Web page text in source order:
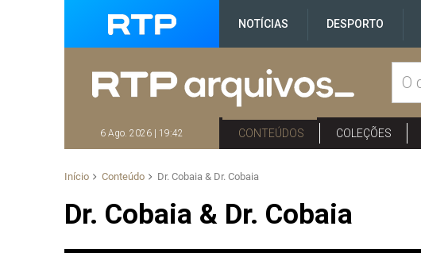
NOTÍCIAS DESPORTO
6 Ago. 2026 | 19:42 CONTEÚDOS COLEÇÕES
Início Conteúdo Dr. Cobaia & Dr. Cobaia
Dr. Cobaia & Dr. Cobaia